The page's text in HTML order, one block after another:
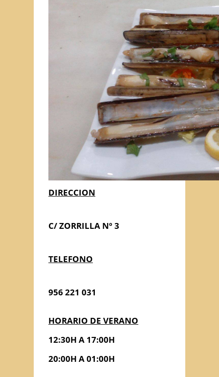
DIRECCION
C/ ZORRILLA Nº 3
TELEFONO
956 221 031
HORARIO DE VERANO
12:30H A 17:00H
20:00H A 01:00H